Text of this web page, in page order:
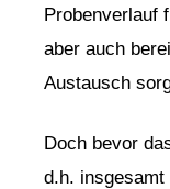
Probenverlauf
aber auch
Austausch
Doch bevor
d.h. insgesamt